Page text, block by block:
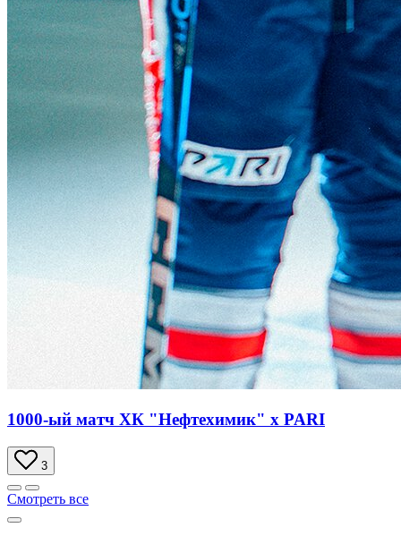
1000-ый матч ХК "Нефтехимик" х PARI
3
Смотреть все